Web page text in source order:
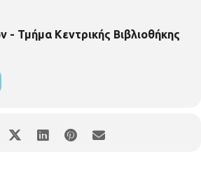
- Τμήμα Κεντρικής Βιβλιοθήκης